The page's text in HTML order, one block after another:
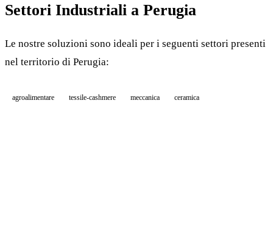
Settori Industriali a Perugia
Le nostre soluzioni sono ideali per i seguenti settori presenti
nel territorio di Perugia:
agroalimentare tessile-cashmere meccanica ceramica